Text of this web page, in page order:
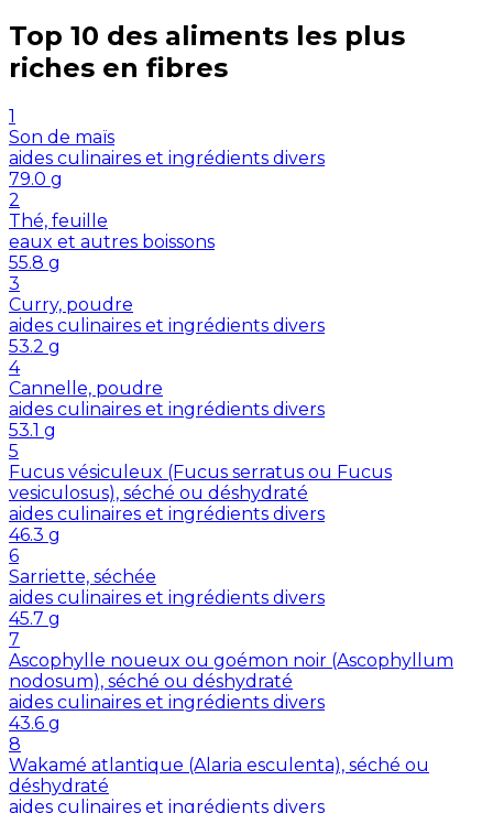
Top 10 des aliments les plus
riches en fibres
1
Son de maïs
aides culinaires et ingrédients divers
79.0 g
2
Thé, feuille
eaux et autres boissons
55.8 g
3
Curry, poudre
aides culinaires et ingrédients divers
53.2 g
4
Cannelle, poudre
aides culinaires et ingrédients divers
53.1 g
5
Fucus vésiculeux (Fucus serratus ou Fucus
vesiculosus), séché ou déshydraté
aides culinaires et ingrédients divers
46.3 g
6
Sarriette, séchée
aides culinaires et ingrédients divers
45.7 g
7
Ascophylle noueux ou goémon noir (Ascophyllum
nodosum), séché ou déshydraté
aides culinaires et ingrédients divers
43.6 g
8
Wakamé atlantique (Alaria esculenta), séché ou
déshydraté
aides culinaires et ingrédients divers